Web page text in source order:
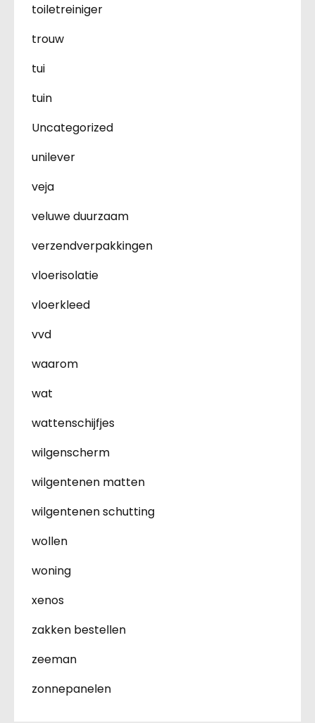
toiletreiniger
trouw
tui
tuin
Uncategorized
unilever
veja
veluwe duurzaam
verzendverpakkingen
vloerisolatie
vloerkleed
vvd
waarom
wat
wattenschijfjes
wilgenscherm
wilgentenen matten
wilgentenen schutting
wollen
woning
xenos
zakken bestellen
zeeman
zonnepanelen